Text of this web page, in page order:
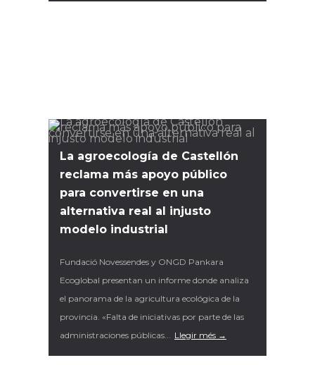
La agroecología de Castellón
reclama más apoyo público
para convertirse en una
alternativa real al injusto
modelo industrial
Fundació Novessendes y ONGD Pankara
Ecoglobal presentan un informe donde analiza
el panorama de la agricultura ecológica de la
provincia. «Falta de iniciativas por parte de las
administraciones públicas...
Llegir més →